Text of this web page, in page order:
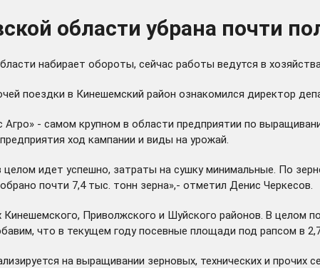
области убрана почти
набирает обороты, сейчас работы ведутся в
поездки в Кинешемский район ознакомился директор
Агро» - самом крупном в области предприятии по
ход кампании и виды на урожай.
целом идет успешно, затраты на сушку минимальные. По
почти 7,4 тыс. тонн зерна»,- отметил Денис Черкесов.
Приволжского и Шуйского районов. В целом
что в текущем году посевные площади под рапсом в
на выращивании зерновых, технических и